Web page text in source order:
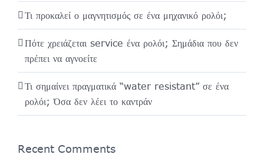
Τι προκαλεί ο μαγνητισμός σε ένα μηχανικό ρολόι;
Πότε χρειάζεται service ένα ρολόι; Σημάδια που δεν
πρέπει να αγνοείτε
Τι σημαίνει πραγματικά “water resistant” σε ένα
ρολόι; Όσα δεν λέει το καντράν
Recent Comments